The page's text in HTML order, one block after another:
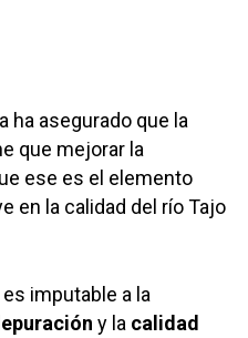
ha asegurado que la
que mejorar la
ese es el elemento
en la calidad del río Tajo
imputable a la
y la calidad